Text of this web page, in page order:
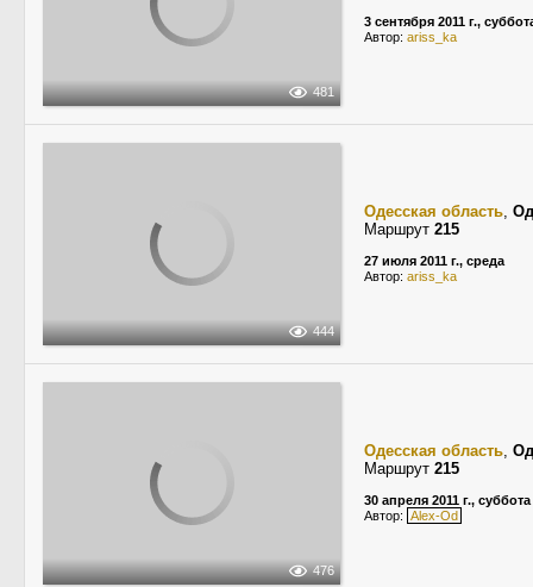
481
3 сентября 2011 г.,
Автор: ariss_ka
444
Одесская область,
Маршрут 215
27 июля 2011 г., среда
Автор: ariss_ka
476
Одесская область,
Маршрут 215
30 апреля 2011 г., суббота
Автор: Alex-Od